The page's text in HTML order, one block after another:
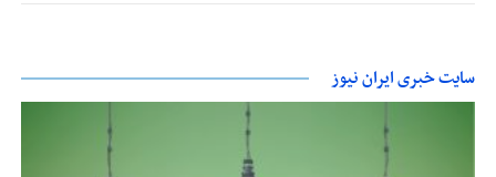
سایت خبری ایران نیوز